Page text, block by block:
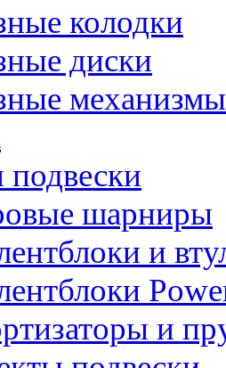
колодки
диски
механизмы
подвески
шарниры
и
и